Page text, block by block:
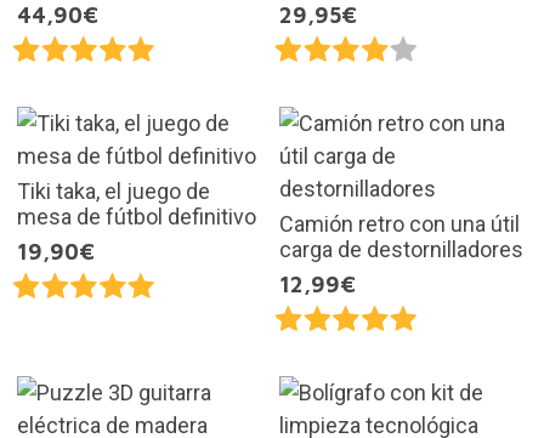
44,90€
29,95€
Tiki taka, el juego de
mesa de fútbol definitivo
19,90€
Camión retro con una útil
carga de destornilladores
12,99€